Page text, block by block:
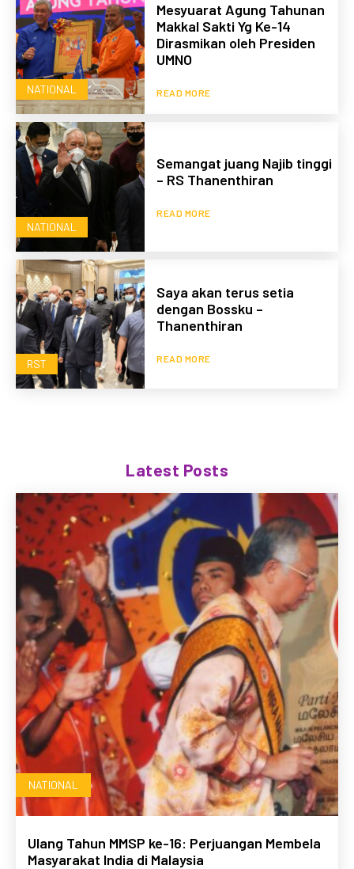
NATIONAL
Mesyuarat Agung Tahunan
Makkal Sakti Yg Ke-14
Dirasmikan oleh Presiden
UMNO
READ MORE
NATIONAL
Semangat juang Najib tinggi
– RS Thanenthiran
READ MORE
RST
Saya akan terus setia
dengan Bossku –
Thanenthiran
READ MORE
Latest Posts
NATIONAL
Ulang Tahun MMSP ke-16: Perjuangan Membela
Masyarakat India di Malaysia